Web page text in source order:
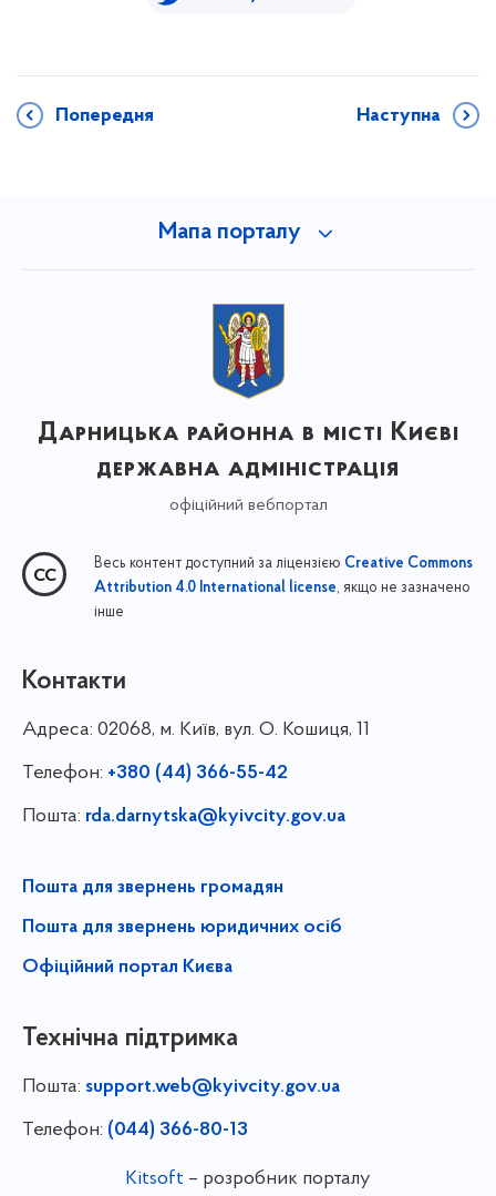
Попередня Наступна
Мапа порталу
Дарницька районна в місті Києві
державна адміністрація
офіційний вебпортал
Весь контент доступний за ліцензією Creative Commons
Attribution 4.0 International license, якщо не зазначено
інше
Контакти
Адреса: 02068, м. Київ, вул. О. Кошиця, 11
Телефон: +380 (44) 366-55-42
Пошта: rda.darnytska@kyivcity.gov.ua
Пошта для звернень громадян
Пошта для звернень юридичних осіб
Офіційний портал Києва
Технічна підтримка
Пошта: support.web@kyivcity.gov.ua
Телефон: (044) 366-80-13
Kitsoft – розробник порталу